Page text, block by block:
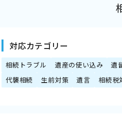
対応カテゴリー
相続トラブル 遺産の使い込み 遺
代襲相続
生前対策 遺言 相続税